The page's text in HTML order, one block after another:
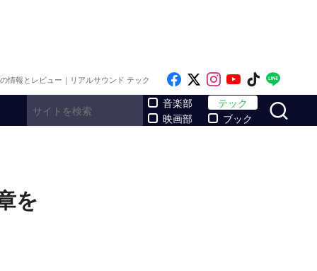
情報とレビュー｜リアルサウンド テック Like on Facebook
Follow on x
Follow on
Follow on
Follow
音楽部
映画部
テック
ブック
を